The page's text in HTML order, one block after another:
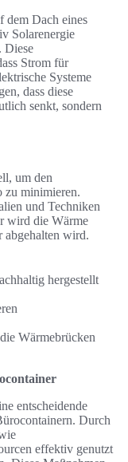
dem Dach eines
Solarenergie
Diese
Strom für
Systeme
dass diese
senkt, sondern
um den
zu minimieren.
und Techniken
wird die Wärme
abgehalten wird.
hergestellt
Wärmebrücken
entscheidende
Durch
effektiv genutzt